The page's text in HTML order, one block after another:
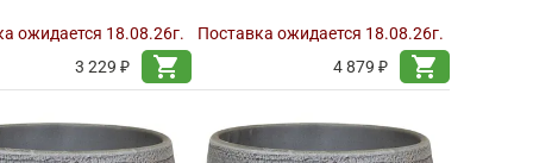
ожидается 18.08.26г.
3 229 ₽
shopping_cart
Поставка ожидается 18.08.26г.
4 879 ₽
shopping_cart